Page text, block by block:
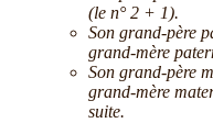
(le n° 2 + 1).
Son grand-père
grand-mère
Son grand-père
grand-mère
suite.